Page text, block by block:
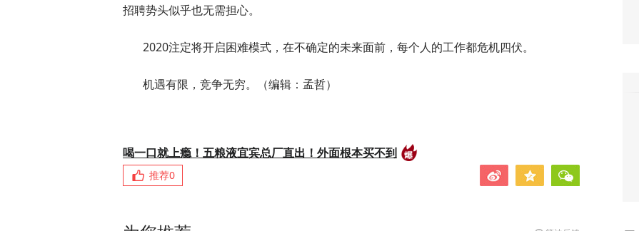
招聘势头似乎也无需担心。
2020注定将开启困难模式，在不确定的未来面前，每个人的工作都危机四伏。
机遇有限，竞争无穷。（编辑：孟哲）
喝一口就上瘾！五粮液宜宾总厂直出！外面根本买不到
推荐0